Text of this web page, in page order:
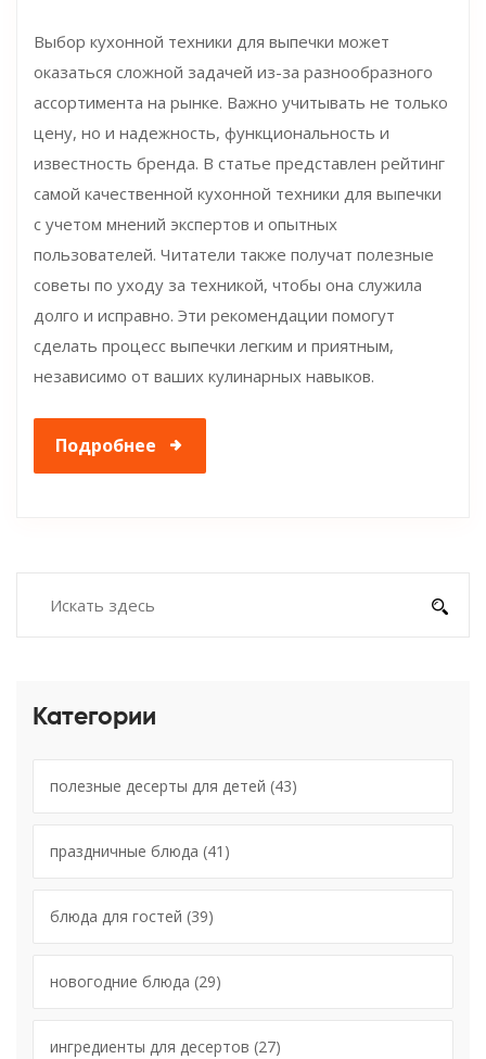
Выбор кухонной техники для выпечки может
оказаться сложной задачей из-за разнообразного
ассортимента на рынке. Важно учитывать не только
цену, но и надежность, функциональность и
известность бренда. В статье представлен рейтинг
самой качественной кухонной техники для выпечки
с учетом мнений экспертов и опытных
пользователей. Читатели также получат полезные
советы по уходу за техникой, чтобы она служила
долго и исправно. Эти рекомендации помогут
сделать процесс выпечки легким и приятным,
независимо от ваших кулинарных навыков.
Подробнее
Категории
полезные десерты для детей (43)
праздничные блюда (41)
блюда для гостей (39)
новогодние блюда (29)
ингредиенты для десертов (27)